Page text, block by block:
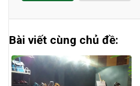
Bài viết cùng chủ đề: